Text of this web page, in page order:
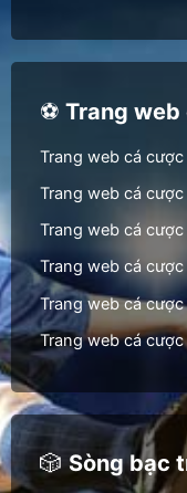
⚽Trang
Trang web cá
Trang web cá
Trang web cá
Trang web cá
Trang web cá
Trang web cá
🎲Sòng bạc